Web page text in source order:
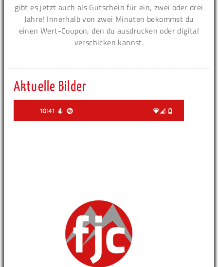
gibt es jetzt auch als Gutschein für ein, zwei oder drei
Jahre! Innerhalb von zwei Minuten bekommst du
einen Wert-Coupon, den du ausdrucken oder digital
verschicken kannst.
Aktuelle Bilder